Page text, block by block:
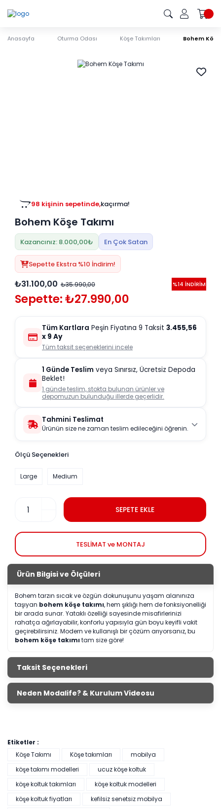
Anasayfa Oturma Odası Köşe Takımları Bohem Köşe
98 kişinin sepetinde,kaçırma!
Bohem Köşe Takımı
Kazancınız: 8.000,00₺ En Çok Satan
Sepette Ekstra %10 İndirim!
₺31.100,00 ₺35.990,00 %14 İNDİRİM
Sepette: ₺27.990,00
Tüm Kartlara Peşin Fiyatına 9 Taksit 3.455,56
x 9 Ay
Tüm taksit seçeneklerini incele
1 Günde Teslim veya Sınırsız, Ücretsiz Depoda
Beklet!
1 günde teslim, stokta bulunan ürünler ve
depomuzun bulunduğu illerde geçerlidir.
Tahmini Teslimat
Ürünün size ne zaman teslim edileceğini öğrenin.
Ölçü Seçenekleri
Large Medium
SEPETE EKLE
TESLİMAT ve MONTAJ
Ürün Bilgisi ve Ölçüleri
Bohem tarzın sıcak ve özgün dokunuşunu yaşam alanınıza
taşıyan bohem köşe takımı, hem şıklığı hem de fonksiyonelliği
bir arada sunar. Yataklı özelliği sayesinde misafirlerinizi
rahatça ağırlayabilir, konforlu yapısıyla gün boyu keyifli vakit
geçirebilirsiniz. Modern ve kullanışlı bir çözüm arıyorsanız, bu
bohem köşe takımı tam size göre!
Taksit Seçenekleri
Neden Modalife? & Kurulum Videosu
Etiketler :
Köşe Takımı
Köşe takımları
mobilya
köşe takımı modelleri
ucuz köşe koltuk
köşe koltuk takımları
köşe koltuk modelleri
köşe koltuk fiyatları
kefilsiz senetsiz mobilya